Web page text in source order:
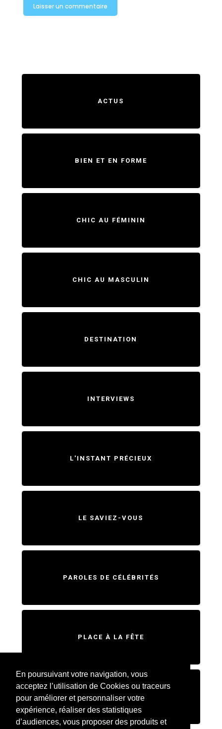
En poursuivant votre navigation, vous
acceptez l’utilisation de Cookies ou traceurs
pour améliorer et personnaliser votre
expérience, réaliser des statistiques
d’audiences, vous proposer des produits et
ACTUS
BIEN ET EN FORME
CHIC AU FÉMININ
CHIC AU MASCULIN
DESTINATION
INTERVIEWS
L'INSTANT PRÉCIEUX
LE SAVIEZ-VOUS
PAROLES DE CÉLÉBRITÉS
PLACE À LA FÊTE
SWEET HOME